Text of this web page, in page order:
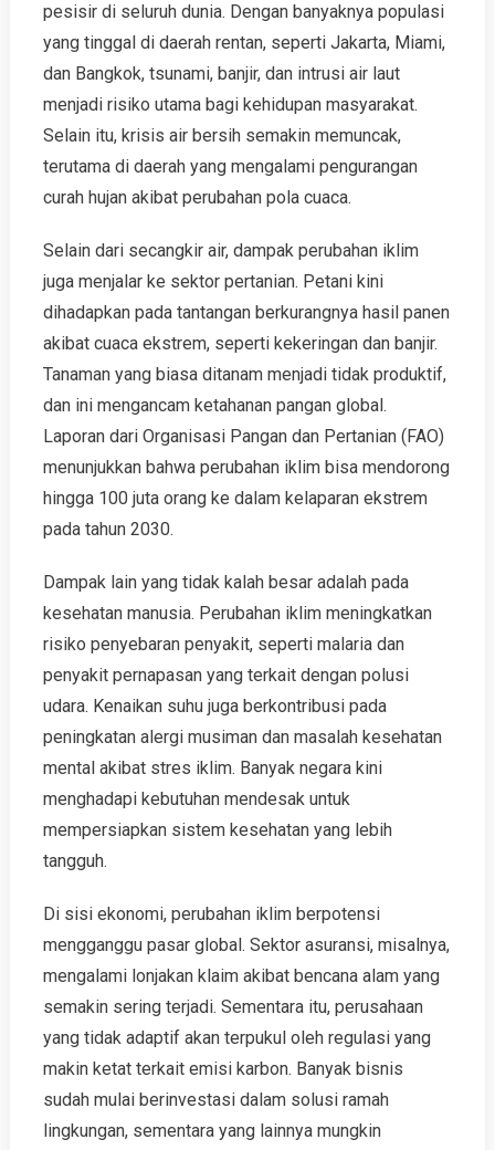
pesisir di seluruh dunia. Dengan banyaknya populasi
yang tinggal di daerah rentan, seperti Jakarta, Miami,
dan Bangkok, tsunami, banjir, dan intrusi air laut
menjadi risiko utama bagi kehidupan masyarakat.
Selain itu, krisis air bersih semakin memuncak,
terutama di daerah yang mengalami pengurangan
curah hujan akibat perubahan pola cuaca.
Selain dari secangkir air, dampak perubahan iklim
juga menjalar ke sektor pertanian. Petani kini
dihadapkan pada tantangan berkurangnya hasil panen
akibat cuaca ekstrem, seperti kekeringan dan banjir.
Tanaman yang biasa ditanam menjadi tidak produktif,
dan ini mengancam ketahanan pangan global.
Laporan dari Organisasi Pangan dan Pertanian (FAO)
menunjukkan bahwa perubahan iklim bisa mendorong
hingga 100 juta orang ke dalam kelaparan ekstrem
pada tahun 2030.
Dampak lain yang tidak kalah besar adalah pada
kesehatan manusia. Perubahan iklim meningkatkan
risiko penyebaran penyakit, seperti malaria dan
penyakit pernapasan yang terkait dengan polusi
udara. Kenaikan suhu juga berkontribusi pada
peningkatan alergi musiman dan masalah kesehatan
mental akibat stres iklim. Banyak negara kini
menghadapi kebutuhan mendesak untuk
mempersiapkan sistem kesehatan yang lebih
tangguh.
Di sisi ekonomi, perubahan iklim berpotensi
mengganggu pasar global. Sektor asuransi, misalnya,
mengalami lonjakan klaim akibat bencana alam yang
semakin sering terjadi. Sementara itu, perusahaan
yang tidak adaptif akan terpukul oleh regulasi yang
makin ketat terkait emisi karbon. Banyak bisnis
sudah mulai berinvestasi dalam solusi ramah
lingkungan, sementara yang lainnya mungkin